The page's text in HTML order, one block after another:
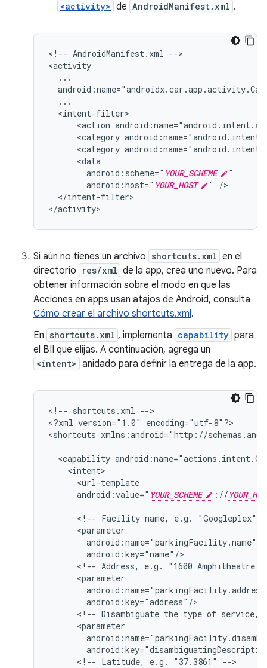
<activity> de AndroidManifest.xml .
<!-- AndroidManifest.xml -->
<action
<category
<category
android:scheme=" YOUR_SCHEME
android:host=" YOUR_HOST "
</intent-filter>
Si aún no tienes un archivo shortcuts.xml en el
directorio
res/xml de la app, crea uno nuevo. Para
obtener información sobre el modo en que las
Acciones en apps usan atajos de Android, consulta
Cómo crear el archivo shortcuts.xml.
En shortcuts.xml , implementa capability para
el BII que elijas. A continuación, agrega un
<intent> anidado para definir la entrega de la app.
<!-- shortcuts.xml -->
<?xml version="1.0"
encoding="utf-8"?>
<shortcuts xmlns:android="http://
<capability
android:value=" YOUR_SCHEME ://
<!-- Facility name, e.g.
"Googleplex"
<!-- Address, e.g. "1600 Amphitheatre
<!-- Disambiguate the type of service,
<!-- Latitude, e.g. "37.3861"